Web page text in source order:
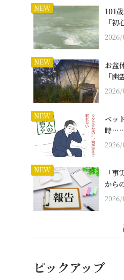
NEW
101
「
NEW
お盆
「
NEW
ベッ
時……
NEW
「
から
ピックアップ